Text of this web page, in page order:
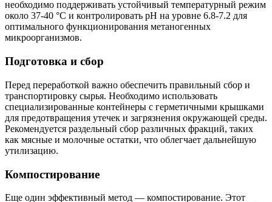
необходимо поддерживать устойчивый температурный режим
около 37-40 °C и контролировать pH на уровне 6.8-7.2 для
оптимального функционирования метаногенных
микроорганизмов.
Подготовка и сбор
Перед переработкой важно обеспечить правильный сбор и
транспортировку сырья. Необходимо использовать
специализированные контейнеры с герметичными крышками
для предотвращения утечек и загрязнения окружающей среды.
Рекомендуется раздельный сбор различных фракций, таких
как мясные и молочные остатки, что облегчает дальнейшую
утилизацию.
Компостирование
Еще один эффективный метод — компостирование. Этот